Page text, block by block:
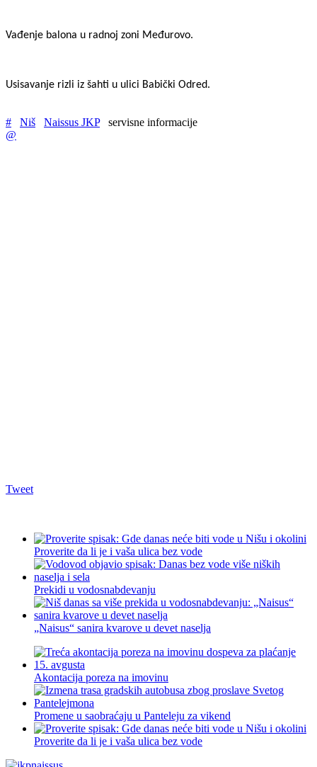
Vađenje balona u radnoj zoni Međurovo.
Usisavanje rizli iz šahti u ulici Babički Odred.
# Niš Naissus JKP
servisne informacije
@
Tweet
Proverite da li je i vaša ulica bez vode
Prekidi u vodosnabdevanju
„Naisus“ sanira kvarove u devet naselja
Akontacija poreza na imovinu
Promene u saobraćaju u Panteleju za vikend
Proverite da li je i vaša ulica bez vode